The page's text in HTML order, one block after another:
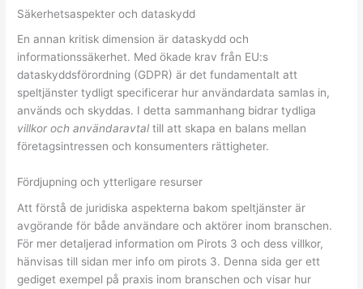
Säkerhetsaspekter och dataskydd
En annan kritisk dimension är dataskydd och
informationssäkerhet. Med ökade krav från EU:s
dataskyddsförordning (GDPR) är det fundamentalt att
speltjänster tydligt specificerar hur användardata samlas in,
används och skyddas. I detta sammanhang bidrar tydliga
villkor och användaravtal till att skapa en balans mellan
företagsintressen och konsumenters rättigheter.
Fördjupning och ytterligare resurser
Att förstå de juridiska aspekterna bakom speltjänster är
avgörande för både användare och aktörer inom branschen.
För mer detaljerad information om Pirots 3 och dess villkor,
hänvisas till sidan mer info om pirots 3. Denna sida ger ett
gediget exempel på praxis inom branschen och visar hur